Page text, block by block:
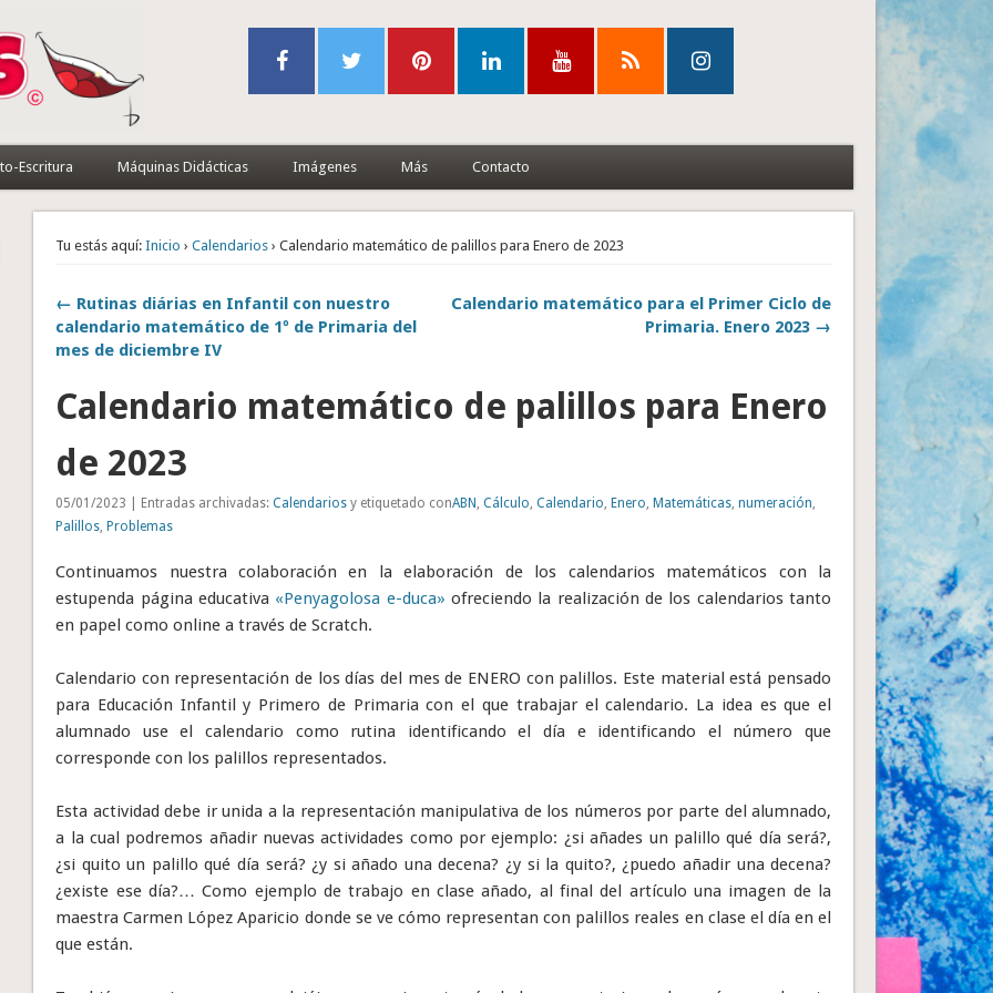
Escritura Máquinas Didácticas Imágenes Más Contacto
Tu estás aquí: Inicio ›Calendarios › Calendario matemático de palillos para Enero de 2023
← Rutinas diárias en Infantil con nuestro
calendario matemático de 1º de Primaria del
mes de diciembre IV
Calendario matemático para el Primer Ciclo de
Primaria. Enero 2023 →
Calendario matemático de palillos para Enero
de 2023
05/01/2023 | Entradas archivadas:Calendarios y etiquetado conABN,Cálculo,Calendario,Enero,Matemáticas,numeración,
Palillos,Problemas
Continuamos nuestra colaboración en la elaboración de los calendarios matemáticos con la
estupenda página educativa «Penyagolosa e-duca» ofreciendo la realización de los calendarios tanto
en papel como online a través de Scratch.
Calendario con representación de los días del mes de ENERO con palillos. Este material está pensado
para Educación Infantil y Primero de Primaria con el que trabajar el calendario. La idea es que el
alumnado use el calendario como rutina identificando el día e identificando el número que
corresponde con los palillos representados.
Esta actividad debe ir unida a la representación manipulativa de los números por parte del alumnado,
a la cual podremos añadir nuevas actividades como por ejemplo: ¿si añades un palillo qué día será?,
¿si quito un palillo qué día será? ¿y si añado una decena? ¿y si la quito?, ¿puedo añadir una decena?
¿existe ese día?… Como ejemplo de trabajo en clase añado, al final del artículo una imagen de la
maestra Carmen López Aparicio donde se ve cómo representan con palillos reales en clase el día en el
que están.